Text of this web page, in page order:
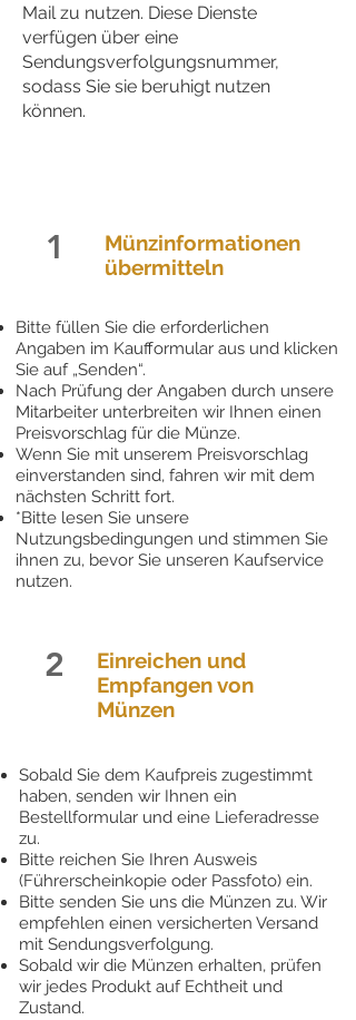
Mail zu nutzen. Diese Dienste
verfügen über eine
Sendungsverfolgungsnummer,
sodass Sie sie beruhigt nutzen
können.
1
Münzinformationen
übermitteln
Bitte füllen Sie die erforderlichen
Angaben im Kaufformular aus und klicken
Sie auf „Senden“.
Nach Prüfung der Angaben durch unsere
Mitarbeiter unterbreiten wir Ihnen einen
Preisvorschlag für die Münze.
Wenn Sie mit unserem Preisvorschlag
einverstanden sind, fahren wir mit dem
nächsten Schritt fort.
*Bitte lesen Sie unsere
Nutzungsbedingungen und stimmen Sie
ihnen zu, bevor Sie unseren Kaufservice
nutzen.
2
Einreichen und
Empfangen von
Münzen
Sobald Sie dem Kaufpreis zugestimmt
haben, senden wir Ihnen ein
Bestellformular und eine Lieferadresse
zu.
Bitte reichen Sie Ihren Ausweis
(Führerscheinkopie oder Passfoto) ein.
Bitte senden Sie uns die Münzen zu. Wir
empfehlen einen versicherten Versand
mit Sendungsverfolgung.
Sobald wir die Münzen erhalten, prüfen
wir jedes Produkt auf Echtheit und
Zustand.